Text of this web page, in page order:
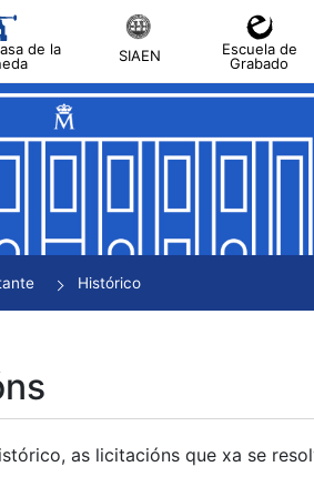
de la
SIAEN
Escuela de
Grabado
Histórico
as licitacións que xa se